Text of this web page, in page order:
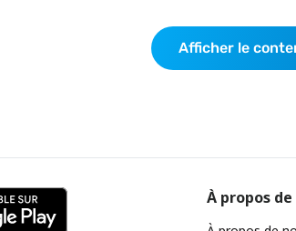
Afficher le
À propos